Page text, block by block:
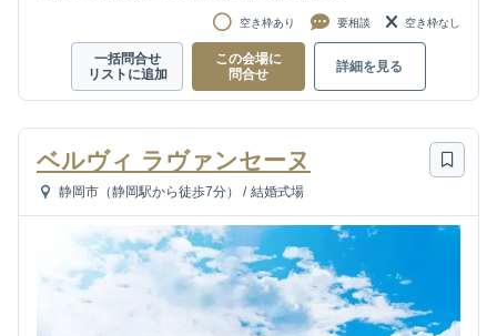
空き枠あり 要相談 空き枠なし
一括問合せ
リストに追加
この会場に
問合せ
詳細を見る
ベルヴィ ラヴァンセーヌ
静岡市（静岡駅から徒歩7分） / 結婚式場